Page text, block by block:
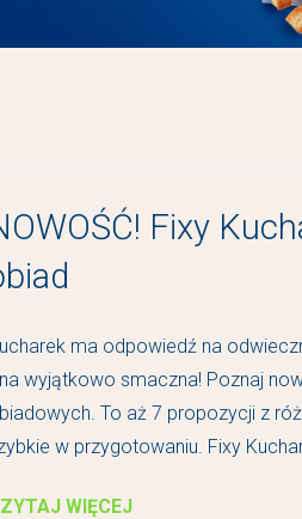
Fixy
ma odpowiedź na
wyjątkowo smaczna! Poznaj
To aż 7 propozycji z
w przygotowaniu. Fixy
WIĘCEJ